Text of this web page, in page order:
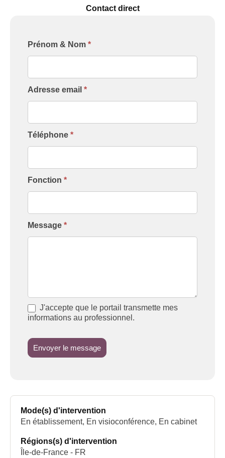
Contact direct
Formulaire
[Contact
Prénom & Nom *
Adresse email *
Téléphone *
Fonction *
Message *
J'accepte que le portail transmette mes
informations au professionnel.
Envoyer le message
Mode(s) d'intervention
En établissement, En visioconférence, En cabinet
Régions(s) d'intervention
Île-de-France - FR